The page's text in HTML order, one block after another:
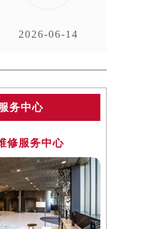
2026-06-14
务中心
修服务中心